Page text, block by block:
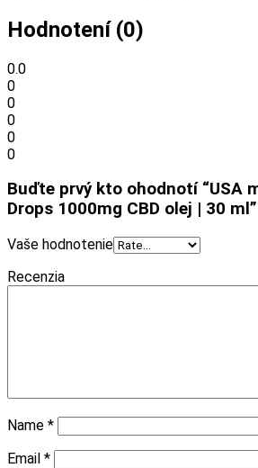
Hodnotení (0)
0.0
0
0
0
0
0
Buďte prvý kto ohodnotí “USA
Drops 1000mg CBD olej | 30 ml”
Vaše hodnotenie
Recenzia
Name *
Email *